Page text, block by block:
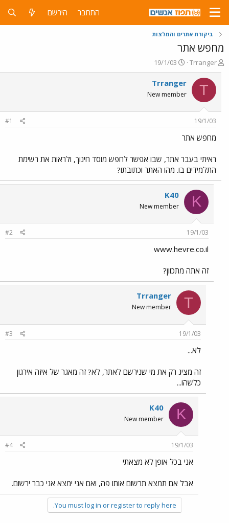
התחבר הירשם
ביקורת אתרים והמלצות
מחפש אתר
פ
ו
ת
ח
ה
ש
א
Trranger
פ
ו
ר
ס
ם
19/1/03
T
Trranger
New member
19/1/03
#1
מחפש אתר
ראיתי בעבר אתר, שבו אפשר לחפש מוסד חינוך, ולראות את רשימת
התלמידים בו. מהו האתר וכתובתו?
K
K40
New member
19/1/03
#2
www.hevre.co.il
זה אתה מתכוון?
T
Trranger
New member
19/1/03
#3
לא...
זה מציג רק את מי שנירשם לאתר, לא? זה מאגר של איזה אירגון
כלשהו...
K
K40
New member
19/1/03
#4
אני בכל אופן לא מצאתי
אבל אם תמצא תרשום אותו פה, ואם אני ימצא אני כבר ירשום.
You must log in or register to reply here.